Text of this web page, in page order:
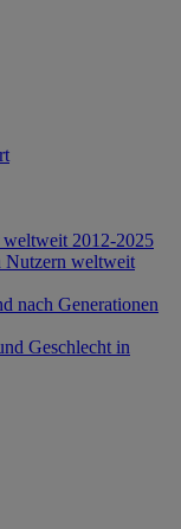
2012-2025
Nutzern weltweit
nach Generationen
Geschlecht in